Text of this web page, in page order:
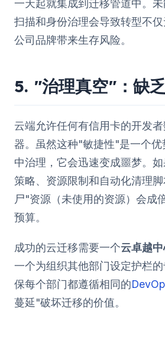
一天起就集成到迁移管道中。
扫描和身份治理会导致转型不
公司品牌带来生存风险。
5. "治理真空"：缺
云端允许任何有信用卡的开发
器。虽然这种"敏捷性"是一个
中治理，它会迅速变成噩梦。
策略、资源限制和自动化清理
尸"资源（未使用的资源）会成
预算。
成功的云迁移需要一个云卓越中
一个为组织其他部门设定护栏
保每个部门都遵循相同的
蔓延"破坏迁移的价值。